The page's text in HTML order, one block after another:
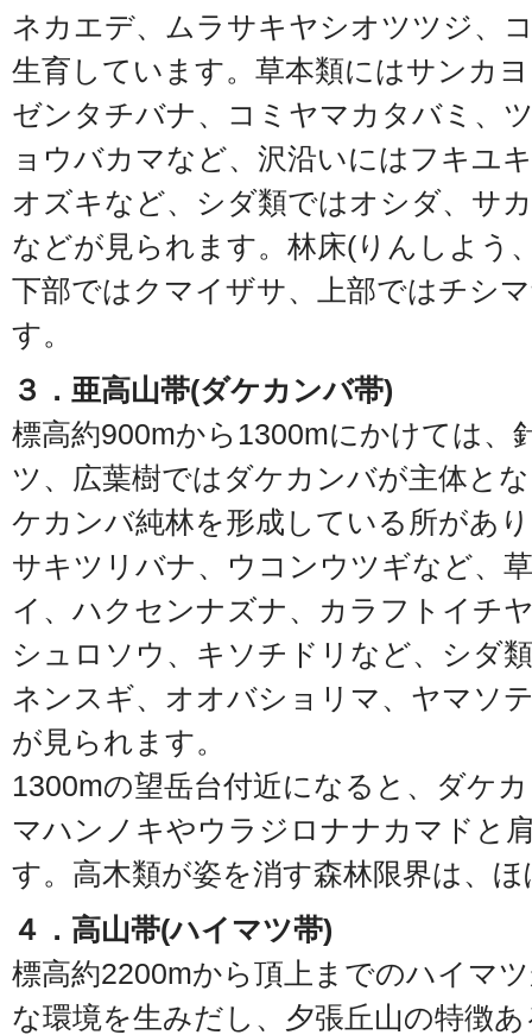
ネカエデ、ムラサキヤシオツツジ、
生育しています。草本類にはサンカ
ゼンタチバナ、コミヤマカタバミ、
ョウバカマなど、沢沿いにはフキユ
オズキなど、シダ類ではオシダ、サ
などが見られます。林床(りんしよう
下部ではクマイザサ、上部ではチシ
す。
３．亜高山帯(ダケカンバ帯)
標高約900mから1300mにかけては、
ツ、広葉樹ではダケカンバが主体と
ケカンバ純林を形成している所があ
サキツリバナ、ウコンウツギなど、
イ、ハクセンナズナ、カラフトイチ
シュロソウ、キソチドリなど、シダ
ネンスギ、オオバショリマ、ヤマソ
が見られます。
1300mの望岳台付近になると、ダケ
マハンノキやウラジロナナカマドと
す。高木類が姿を消す森林限界は、
４．高山帯(ハイマツ帯)
標高約2200mから頂上までのハイマ
な環境を生みだし、夕張丘山の特徴